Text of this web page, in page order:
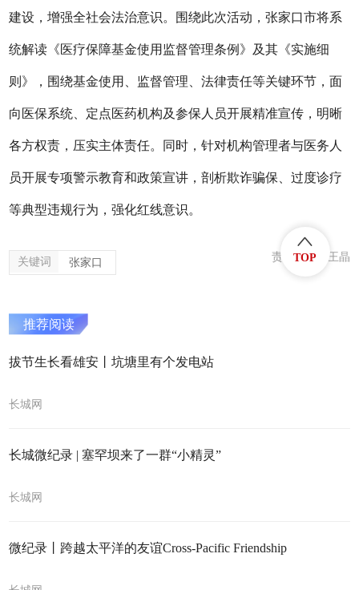
建设，增强全社会法治意识。围绕此次活动，张家口市将系
统解读《医疗保障基金使用监督管理条例》及其《实施细
则》，围绕基金使用、监督管理、法律责任等关键环节，面
向医保系统、定点医药机构及参保人员开展精准宣传，明晰
各方权责，压实主体责任。同时，针对机构管理者与医务人
员开展专项警示教育和政策宣讲，剖析欺诈骗保、过度诊疗
等典型违规行为，强化红线意识。
关键词 张家口 责任编辑：王晶
推荐阅读
拔节生长看雄安丨坑塘里有个发电站
长城网
长城微纪录 | 塞罕坝来了一群“小精灵”
长城网
微纪录丨跨越太平洋的友谊Cross-Pacific Friendship
TOP